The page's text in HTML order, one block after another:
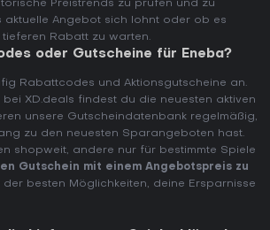
Preistrends zu prüfen und zu
aktuelle Angebot sich lohnt oder ob es
Rabatt zu warten.
oder Gutscheine für Eneba?
Rabattcodes und Aktionsgutscheine an.
XD.deals findest du die neuesten aktiven
unsere Gutscheindatenbank regelmäßig,
zu den neuesten Sparangeboten hast.
shopweit, andere nur für bestimmte Spiele
Gutschein mit einem Angebotspreis zu
der besten Möglichkeiten, deine Ersparnisse